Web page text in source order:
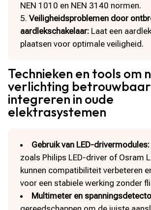
NEN 1010 en NEN 3140 normen.​
Veiligheidsproblemen door
aardlekschakelaar: Laat een
plaatsen voor optimale veiligheid.​
Technieken en tools om
verlichting
integreren in oude
elektrasystemen
Gebruik van LED-drivermodules:
zoals Philips LED-driver of Osram
kunnen compatibiliteit verbeteren
voor een stabiele werking zonder
Multimeter en